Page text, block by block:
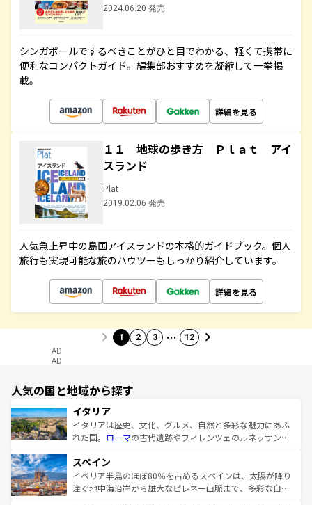
2024.06.20 発売
シンガポールでするべきことがひと目でわかる、軽くて携帯に
便利なコンパクトガイド。編集部おすすめを凝縮して一挙掲
載。
詳細を見る
１１ 地球の歩き方 Ｐｌａｔ アイ
スランド
Plat
2019.02.06 発売
人気急上昇中の島国アイスランドの本格的ガイドブック。個人
旅行も実現可能な旅のハウツーもしっかり紹介しています。
詳細を見る
1 2 3 … 12
AD
AD
人気の国と地域から探す
イタリア
イタリアは歴史、文化、グルメ、自然と多彩な魅力にあふ
れた国。 ローマの古代遺跡やフィレンツェのルネッサンス
ろん、トスカーナの美しい田園風景やアマルフィ海岸の絶
景など、自然景観も見逃せない。観光の合間には、本場の
ピザやパスタなど、絶品のイタリア料理を堪能することも
スペイン
イベリア半島のほぼ80％を占めるスペインは、太陽が降り
注ぐ地中海沿岸から雄大なピレネー山脈まで、多彩な自然